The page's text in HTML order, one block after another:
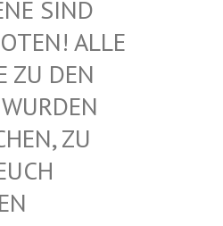
SIND H
ALLE K
DEN G
A
ZU D
E
K